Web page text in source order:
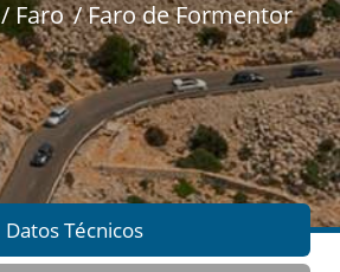
/ Faro / Faro de Formentor
Datos Técnicos